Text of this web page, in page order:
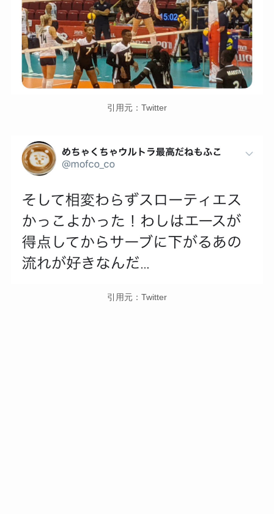
引用元：Twitter
引用元：Twitter